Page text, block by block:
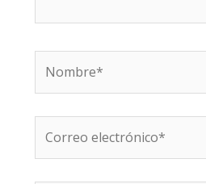
electrónico*